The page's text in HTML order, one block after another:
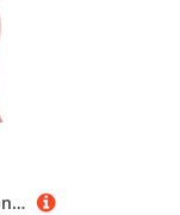
GOPLUS Schminktisch mit abnhembarem Spiegel und Hocker, Frisiertisch MDF und Kieferbeine, Antikipp-Schutz für Stabilität, mit Schublade, Kosmetiktisch im Landhausstil für Mädchen (Rosa)